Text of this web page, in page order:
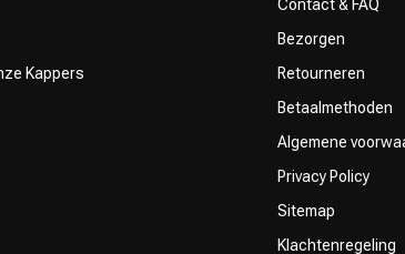
Kappers
Contact & FAQ
Bezorgen
Retourneren
Betaalmethoden
Algemene
Privacy Policy
Sitemap
Klachtenregeling